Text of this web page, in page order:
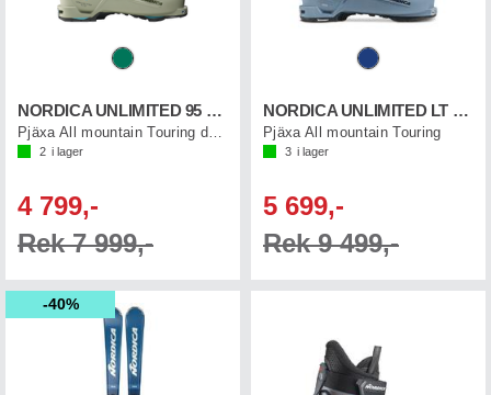
NORDICA UNLIMITED 95 W DYN
2 i lager
4 799,-
Rek 7 999,-
NORDICA UNLIMITED LT 130 DYN
Pjäxa All mountain Touring
3 i lager
5 699,-
Rek 9 499,-
40%